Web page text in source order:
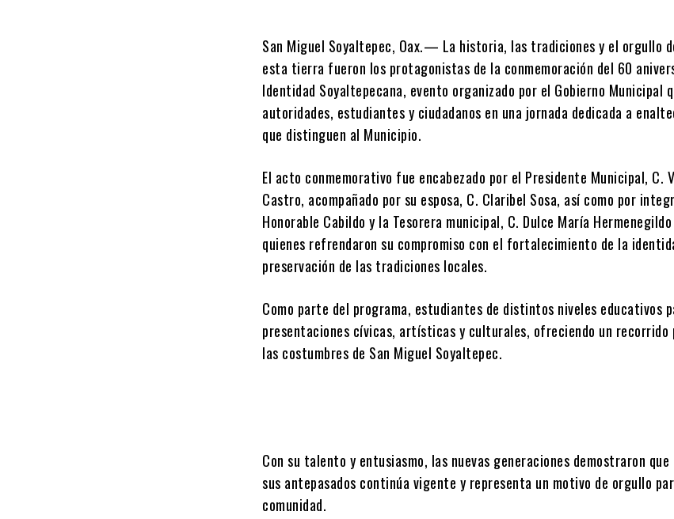
San Miguel Soyaltepec, Oax.— La historia, las tradiciones y el orgullo
esta tierra fueron los protagonistas de la conmemoración del 60
Identidad Soyaltepecana, evento organizado por el Gobierno Municipal
autoridades, estudiantes y ciudadanos en una jornada dedicada a
que distinguen al Municipio.
El acto conmemorativo fue encabezado por el Presidente Municipal, C.
Castro, acompañado por su esposa, C. Claribel Sosa, así como por
Honorable Cabildo y la Tesorera municipal, C. Dulce María
quienes refrendaron su compromiso con el fortalecimiento de la
preservación de las tradiciones locales.
Como parte del programa, estudiantes de distintos niveles educativos
presentaciones cívicas, artísticas y culturales, ofreciendo un
las costumbres de San Miguel Soyaltepec.
Con su talento y entusiasmo, las nuevas generaciones demostraron que
sus antepasados continúa vigente y representa un motivo de orgullo
comunidad.